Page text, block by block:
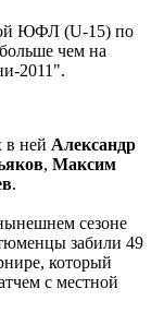
ЮФЛ (U-15) по
чем на
2011".
в ней Александр
, Максим
.
сезоне
забили 49
который
с местной